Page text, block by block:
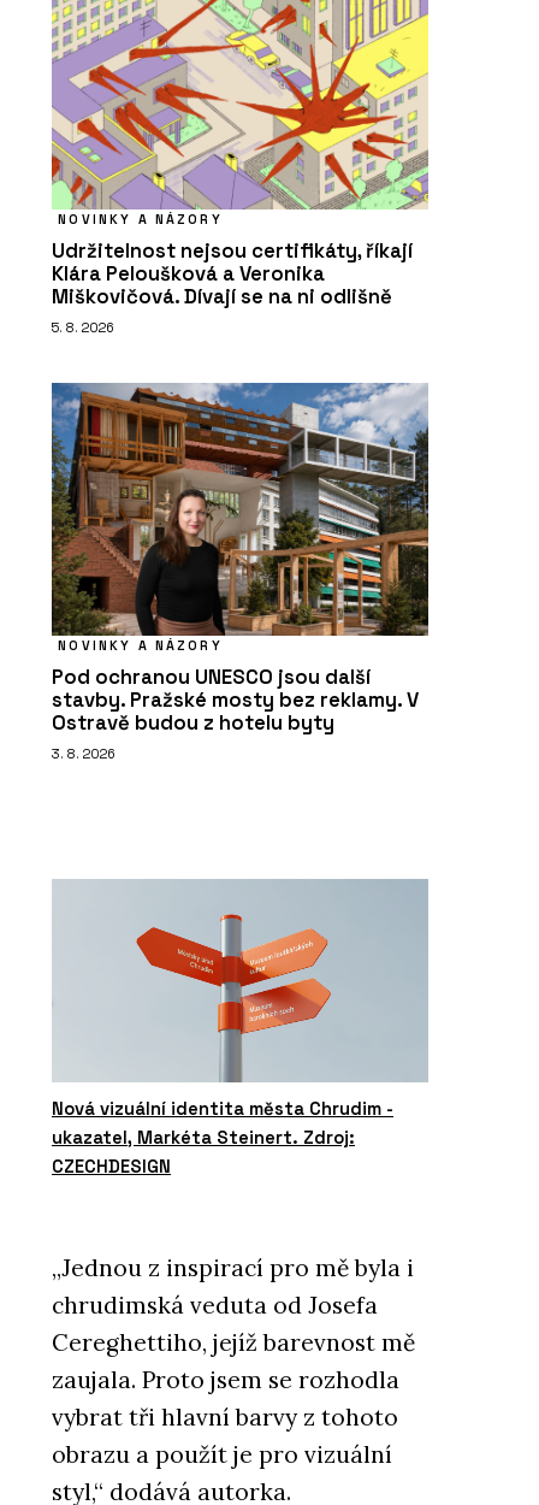
NOVINKY A NÁZORY
Udržitelnost nejsou certifikáty, říkají
Klára Peloušková a Veronika
Miškovičová. Dívají se na ni odlišně
5. 8. 2026
NOVINKY A NÁZORY
Pod ochranou UNESCO jsou další
stavby. Pražské mosty bez reklamy. V
Ostravě budou z hotelu byty
3. 8. 2026
Nová vizuální identita města Chrudim -
ukazatel, Markéta Steinert. Zdroj:
CZECHDESIGN
„Jednou z inspirací pro mě byla i
chrudimská veduta od Josefa
Cereghettiho, jejíž barevnost mě
zaujala. Proto jsem se rozhodla
vybrat tři hlavní barvy z tohoto
obrazu a použít je pro vizuální
styl,“ dodává autorka.